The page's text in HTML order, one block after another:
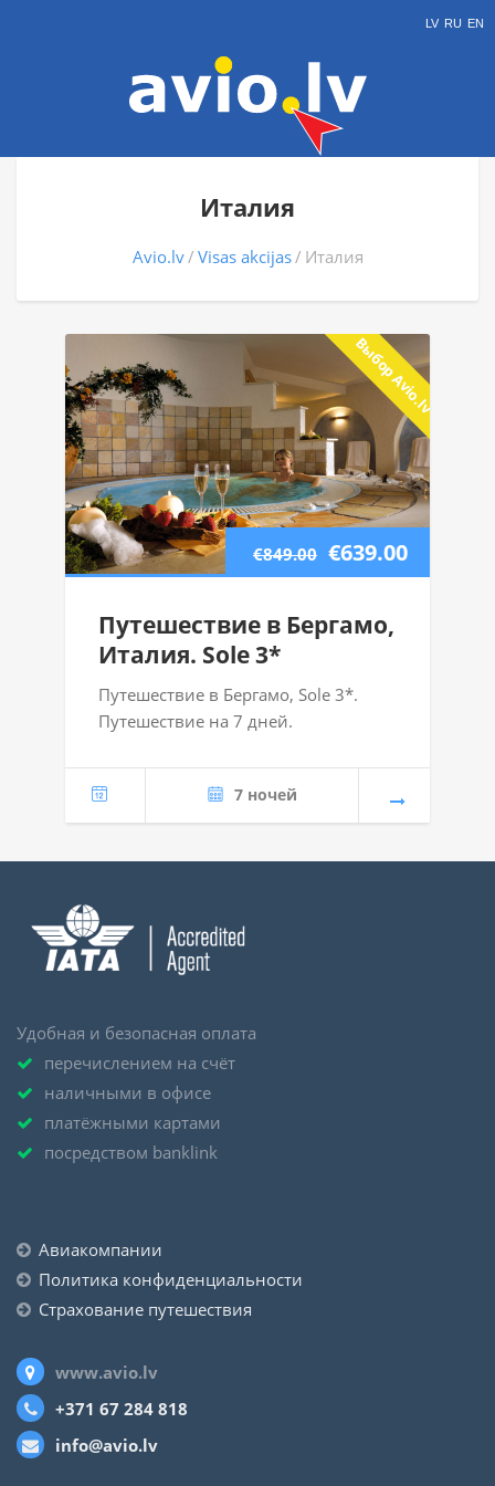
LV RU EN
Италия
Avio.lv Visas akcijas Италия
Выбор Avio.lv
€849.00 €639.00
Путешествие в Бергамо,
Италия. Sole 3*
Путешествие в Бергамо, Sole 3*.
Путешествие на 7 дней.
7 ночей
Удобная и безопасная оплата
перечислением на счёт
наличными в офисе
платёжными картами
посредством banklink
Авиакомпании
Политика конфиденциальности
Страхование путешествия
www.avio.lv
+371 67 284 818
info@avio.lv